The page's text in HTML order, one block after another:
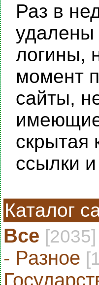
Раз в
удалены
логины,
момент
сайты,
скрытая
ссылки
Каталог
Все [2035]
- Разное